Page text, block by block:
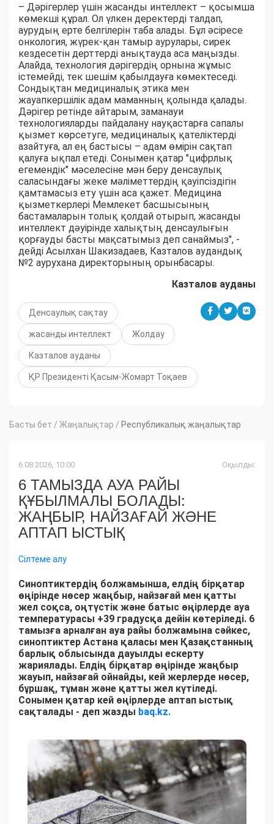
– Дәрігерлер үшін жасанды интеллект – қосымша
көмекші құрал. Ол үлкен деректерді талдап,
аурудың ерте белгілерін таба алады. Бұл әсіресе
онкология, жүрек-қан тамыр аурулары, сирек
кездесетін дерттерді анықтауда аса маңызды.
Алайда, технология дәрігердің орнына жұмыс
істемейді, тек шешім қабылдауға көмектеседі.
Сондықтан медициналық этика мен
жауапкершілік адам маманның қолында қалады.
Дәрігер ретінде айтарым, заманауи
технологияларды пайдалану науқастарға сапалы
қызмет көрсетуге, медициналық қателіктерді
азайтуға, ал ең бастысы – адам өмірін сақтап
қалуға ықпал етеді. Сонымен қатар "цифрлық
егемендік" мәселесіне мән беру денсаулық
саласындағы жеке мәліметтердің қауіпсіздігін
қамтамасыз ету үшін аса қажет. Медицина
қызметкерлері Мемлекет басшысының
бастамаларын толық қолдай отырып, жасанды
интеллект дәуірінде халықтың денсаулығын
қорғауды басты мақсатымыз деп санаймыз", -
дейді Асылхан Шакизадаев, Казталов аудандық
№2 аурухана директорының орынбасары.
Казталов ауданы
Денсаулық сақтау
жасанды интеллект Жолдау
Казталов ауданы
ҚР Президенті Қасым-Жомарт Тоқаев
Басты бет / Жаңалықтар / Республикалық жаңалықтар
6.08.2026, 10:00 Оқылды:
6 ТАМЫЗДА АУА РАЙЫ
ҚҰБЫЛМАЛЫ БОЛАДЫ:
ЖАҢБЫР, НАЙЗАҒАЙ ЖӘНЕ
АПТАП ЫСТЫҚ
Сілтеме алу
Синоптиктердің болжамынша, елдің бірқатар
өңірінде нөсер жаңбыр, найзағай мен қатты
жел соқса, оңтүстік және батыс өңірлерде ауа
температурасы +39 градусқа дейін көтеріледі. 6
тамызға арналған ауа райы болжамына сәйкес,
синоптиктер Астана қаласы мен Қазақстанның
барлық облысында дауылды ескерту
жариялады. Елдің бірқатар өңірінде жаңбыр
жауып, найзағай ойнайды, кей жерлерде нөсер,
бұршақ, тұман және қатты жел күтіледі.
Сонымен қатар кей өңірлерде аптап ыстық
сақталады - деп жазды baq.kz.